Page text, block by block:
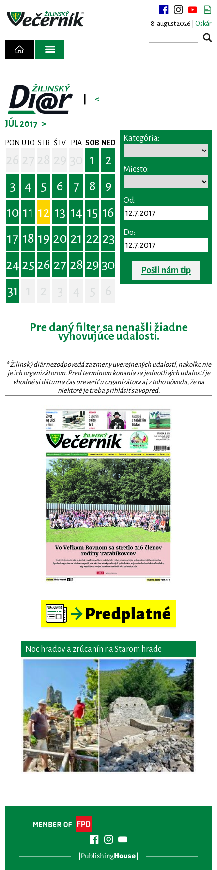
8. august 2026 | Oskár
<
JÚL 2017 >
PON UTO STR ŠTV PIA SOB NED
1
2
3
4 5 6 7 8
9
10 11 12 13 14 15 16
17 18 19 20 21 22 23
24 25 26 27 28 29 30
31
Kategória:
Miesto:
Od:
Do:
Pošli nám tip
Pre daný filter sa nenašli žiadne
vyhovujúce udalosti.
* Žilinský diár nezodpovedá za zmeny uverejnených udalostí, nakoľko nie
je ich organizátorom. Pred termínom konania sa jednotlivých udalostí je
vhodné si dátum a čas preveriť u organizátora aj z toho dôvodu, že na
niektoré je treba prihlásiť sa vopred.
Noc hradov a zrúcanín na Starom hrade